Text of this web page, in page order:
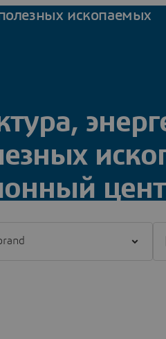
ископаемых
центр Dassault
добычи полезных
и решениях.